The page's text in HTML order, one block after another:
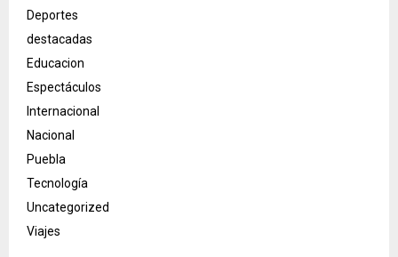
Deportes
destacadas
Educacion
Espectáculos
Internacional
Nacional
Puebla
Tecnología
Uncategorized
Viajes